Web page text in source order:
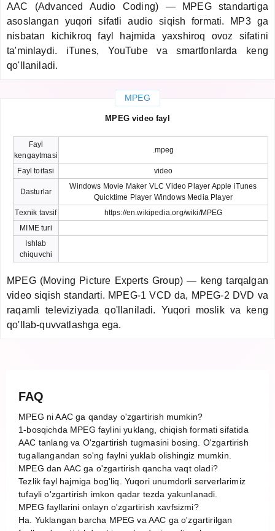
AAC (Advanced Audio Coding) — MPEG standartiga
asoslangan yuqori sifatli audio siqish formati. MP3 ga
nisbatan kichikroq fayl hajmida yaxshiroq ovoz sifatini
ta'minlaydi. iTunes, YouTube va smartfonlarda keng
qo'llaniladi.
MPEG
MPEG video fayl
Fayl
kengaytmasi
.mpeg
Fayl toifasi video
Dasturlar
Windows Movie Maker VLC Video Player Apple iTunes
Quicktime Player Windows Media Player
Texnik tavsif
https://en.wikipedia.org/wiki/MPEG
MIME turi
Ishlab
chiquvchi
MPEG (Moving Picture Experts Group) — keng tarqalgan
video siqish standarti. MPEG-1 VCD da, MPEG-2 DVD va
raqamli televiziyada qo'llaniladi. Yuqori moslik va keng
qo'llab-quvvatlashga ega.
FAQ
MPEG ni AAC ga qanday o'zgartirish mumkin?
1-bosqichda MPEG faylini yuklang, chiqish formati sifatida
AAC tanlang va O'zgartirish tugmasini bosing. O'zgartirish
tugallangandan so'ng faylni yuklab olishingiz mumkin.
MPEG dan AAC ga o'zgartirish qancha vaqt oladi?
Tezlik fayl hajmiga bog'liq. Yuqori unumdorli serverlarimiz
tufayli o'zgartirish imkon qadar tezda yakunlanadi.
MPEG fayllarini onlayn o'zgartirish xavfsizmi?
Ha. Yuklangan barcha MPEG va AAC ga o'zgartirilgan